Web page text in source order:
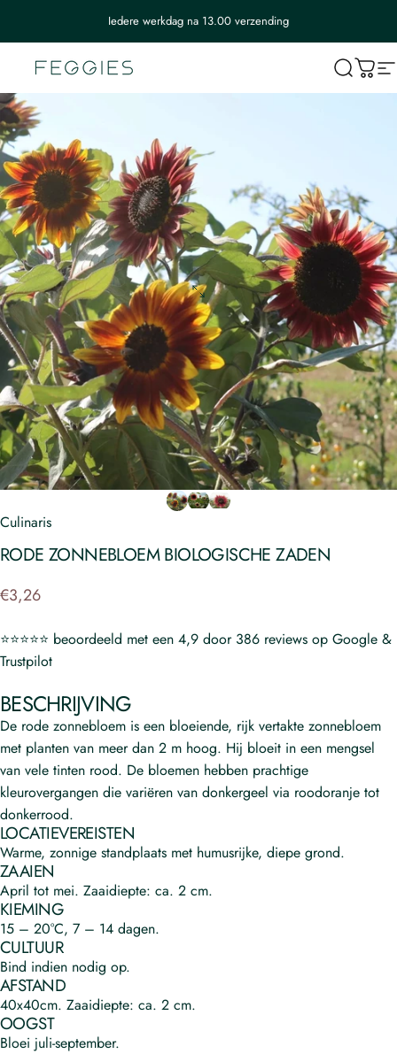
Iedere werkdag na 13.00 verzending
Feggies
Culinaris
RODE ZONNEBLOEM BIOLOGISCHE ZADEN
€3,26
⭐⭐⭐⭐⭐ beoordeeld met een 4,9 door 386 reviews op Google &
Trustpilot
BESCHRIJVING
De rode zonnebloem is een bloeiende, rijk vertakte zonnebloem
met planten van meer dan 2 m hoog. Hij bloeit in een mengsel
van vele tinten rood. De bloemen hebben prachtige
kleurovergangen die variëren van donkergeel via roodoranje tot
donkerrood.
LOCATIEVEREISTEN
Warme, zonnige standplaats met humusrijke, diepe grond.
ZAAIEN
April tot mei. Zaaidiepte: ca. 2 cm.
KIEMING
15 – 20°C, 7 – 14 dagen.
CULTUUR
Bind indien nodig op.
AFSTAND
40x40cm. Zaaidiepte: ca. 2 cm.
OOGST
Bloei juli-september.